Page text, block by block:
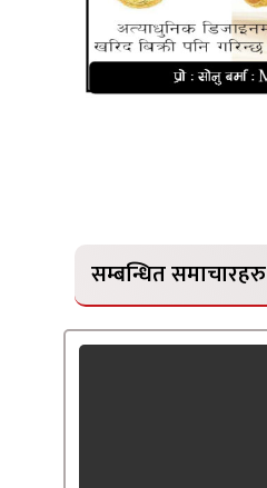
सम्बन्धित समाचारहरु